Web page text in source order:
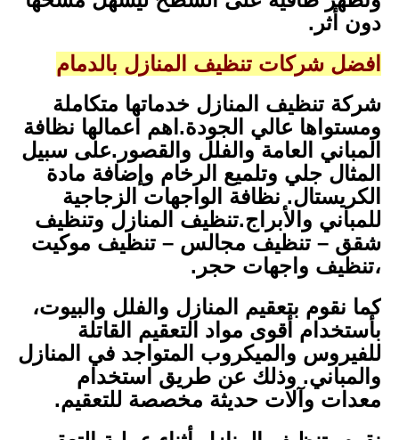
دون أثر.
افضل شركات تنظيف المنازل بالدمام
شركة تنظيف المنازل خدماتها متكاملة
ومستواها عالي الجودة.اهم اعمالها نظافة
المباني العامة والفلل والقصور.على سبيل
المثال جلي وتلميع الرخام وإضافة مادة
الكريستال. نظافة الواجهات الزجاجية
للمباني والأبراج.تنظيف المنازل وتنظيف
شقق – تنظيف مجالس – تنظيف موكيت
،تنظيف واجهات حجر.
كما نقوم بتعقيم المنازل والفلل والبيوت،
بأستخدام أقوى مواد التعقيم القاتلة
للفيروس والميكروب المتواجد في المنازل
والمباني. وذلك عن طريق استخدام
معدات وآلات حديثة مخصصة للتعقيم.